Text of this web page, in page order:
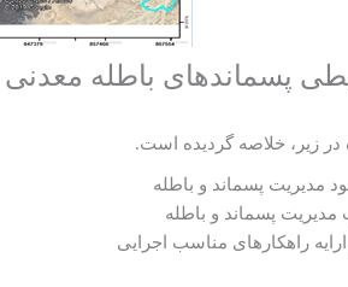
پسماندهای باطله معدنی
زیر، خلاصه گردیده است.
مدیریت پسماند و باطله
پسماند و باطله
راهکارهای مناسب اجرایی